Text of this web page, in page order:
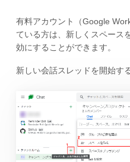
有料アカウント（Google
ている方は、新しくスペース
効にすることができます。
新しい会話スレッドを開始す